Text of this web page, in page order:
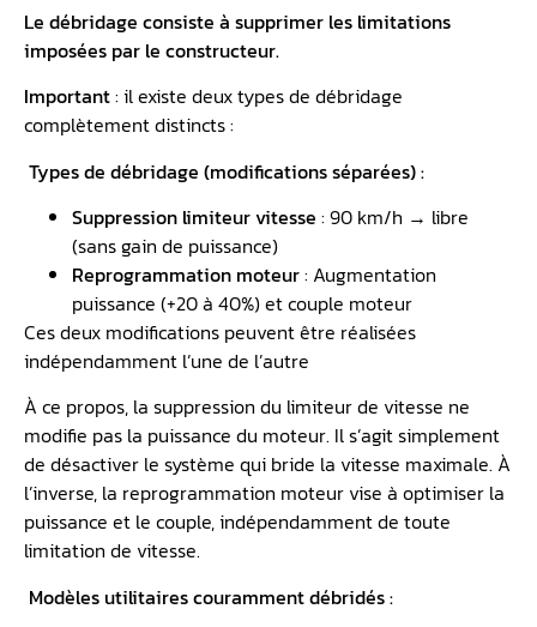
Le débridage consiste à supprimer les limitations
imposées par le constructeur.
Important: il existe deux types de débridage
complètement distincts :
Types de débridage (modifications séparées) :
Suppression limiteur vitesse : 90 km/h → libre
(sans gain de puissance)
Reprogrammation moteur: Augmentation
puissance (+20 à 40%) et couple moteur
Ces deux modifications peuvent être réalisées
indépendamment l’une de l’autre
À ce propos, la suppression du limiteur de vitesse ne
modifie pas la puissance du moteur. Il s’agit simplement
de désactiver le système qui bride la vitesse maximale. À
l’inverse, la reprogrammation moteur vise à optimiser la
puissance et le couple, indépendamment de toute
limitation de vitesse.
Modèles utilitaires couramment débridés :